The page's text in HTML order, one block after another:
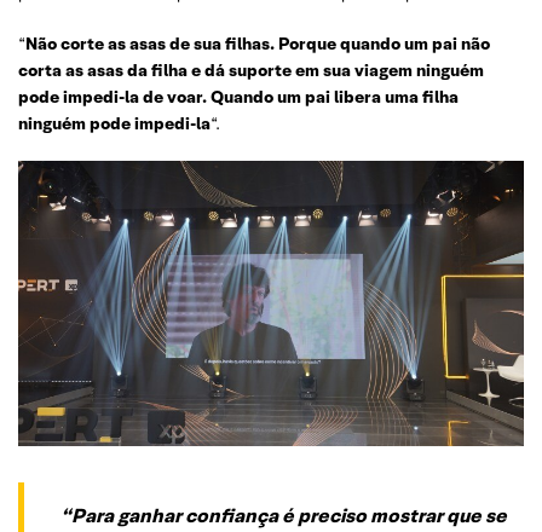
“Não corte as asas de sua filhas. Porque quando um pai não
corta as asas da filha e dá suporte em sua viagem ninguém
pode impedi-la de voar. Quando um pai libera uma filha
ninguém pode impedi-la“.
“Para ganhar confiança é preciso mostrar que se